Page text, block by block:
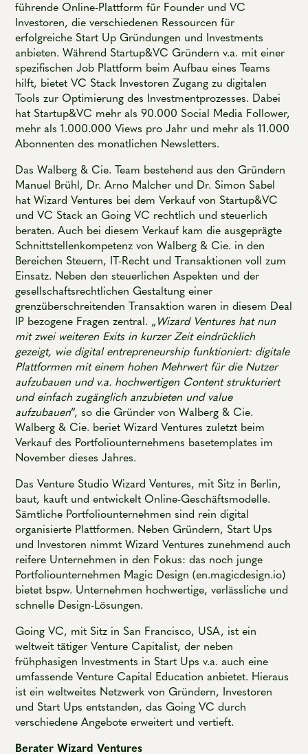
führende Online-Plattform für Founder und VC
Investoren, die verschiedenen Ressourcen für
erfolgreiche Start Up Gründungen und Investments
anbieten. Während Startup&VC Gründern v.a. mit einer
spezifischen Job Plattform beim Aufbau eines Teams
hilft, bietet VC Stack Investoren Zugang zu digitalen
Tools zur Optimierung des Investmentprozesses. Dabei
hat Startup&VC mehr als 90.000 Social Media Follower,
mehr als 1.000.000 Views pro Jahr und mehr als 11.000
Abonnenten des monatlichen Newsletters.
Das Walberg & Cie. Team bestehend aus den Gründern
Manuel Brühl, Dr. Arno Malcher und Dr. Simon Sabel
hat Wizard Ventures bei dem Verkauf von Startup&VC
und VC Stack an Going VC rechtlich und steuerlich
beraten. Auch bei diesem Verkauf kam die ausgeprägte
Schnittstellenkompetenz von Walberg & Cie. in den
Bereichen Steuern, IT-Recht und Transaktionen voll zum
Einsatz. Neben den steuerlichen Aspekten und der
gesellschaftsrechtlichen Gestaltung einer
grenzüberschreitenden Transaktion waren in diesem Deal
IP bezogene Fragen zentral. „ Wizard Ventures hat nun
mit zwei weiteren Exits in kurzer Zeit eindrücklich
gezeigt, wie digital entrepreneurship funktioniert: digitale
Plattformen mit einem hohen Mehrwert für die Nutzer
aufzubauen und v.a. hochwertigen Content strukturiert
und einfach zugänglich anzubieten und value
aufzubauen”, so die Gründer von Walberg & Cie.
Walberg & Cie. beriet Wizard Ventures zuletzt beim
Verkauf des Portfoliounternehmens basetemplates im
November dieses Jahres.
Das Venture Studio Wizard Ventures, mit Sitz in Berlin,
baut, kauft und entwickelt Online-Geschäftsmodelle.
Sämtliche Portfoliounternehmen sind rein digital
organisierte Plattformen. Neben Gründern, Start Ups
und Investoren nimmt Wizard Ventures zunehmend auch
reifere Unternehmen in den Fokus: das noch junge
Portfoliounternehmen Magic Design (en.magicdesign.io)
bietet bspw. Unternehmen hochwertige, verlässliche und
schnelle Design-Lösungen.
Going VC, mit Sitz in San Francisco, USA, ist ein
weltweit tätiger Venture Capitalist, der neben
frühphasigen Investments in Start Ups v.a. auch eine
umfassende Venture Capital Education anbietet. Hieraus
ist ein weltweites Netzwerk von Gründern, Investoren
und Start Ups entstanden, das Going VC durch
verschiedene Angebote erweitert und vertieft.
Berater Wizard Ventures